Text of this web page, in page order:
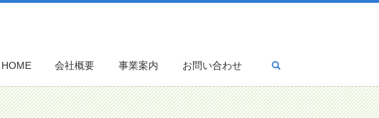
HOME 会社概要 事業案内 お問い合わせ